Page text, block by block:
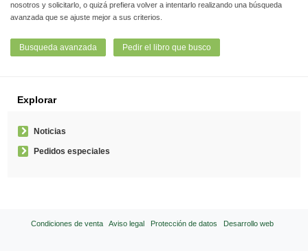
nosotros y solicitarlo, o quizá prefiera volver a intentarlo realizando una búsqueda
avanzada que se ajuste mejor a sus criterios.
Busqueda avanzada Pedir el libro que busco
Explorar
Noticias
Pedidos especiales
Condiciones de venta Aviso legal Protección de datos Desarrollo web